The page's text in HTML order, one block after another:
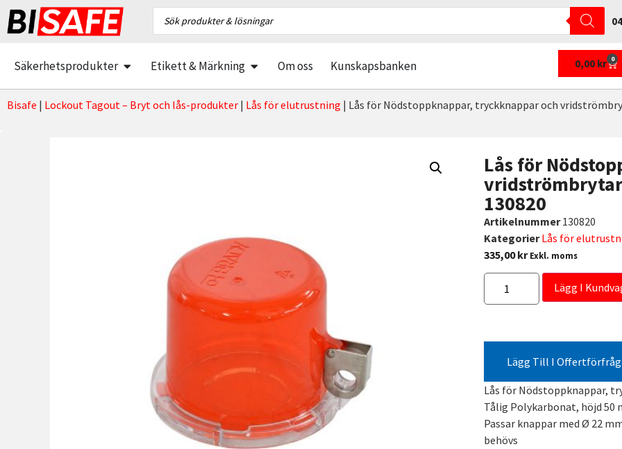
Säkerhetsprodukter Etikett & Märkning Om oss Kunskapsbanken 0,00 kr 0
Bisafe | Lockout Tagout – Bryt och lås-produkter | Lås för elutrustning | Lås för Nödstoppknappar, tryckknappar och
Lås för
130820
Artikelnummer130820
Kategorier Lås för
335,00kr Exkl. moms
Lägg I
Lägg Till I
Lås för Nödstoppknappar,
Tålig Polykarbonat, höjd 50
Passar knappar med Ø 22
behövs